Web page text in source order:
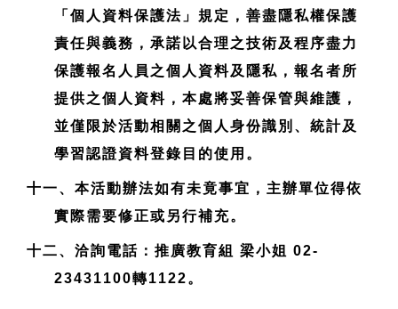
「個人資料保護法」規定，善盡隱私權保護
責任與義務，承諾以合理之技術及程序盡力
保護報名人員之個人資料及隱私，報名者所
提供之個人資料，本處將妥善保管與維護，
並僅限於活動相關之個人身份識別、統計及
學習認證資料登錄目的使用。
十一、本活動辦法如有未竟事宜，主辦單位得依
實際需要修正或另行補充。
十二、洽詢電話：推廣教育組 梁小姐 02-
23431100轉1122。